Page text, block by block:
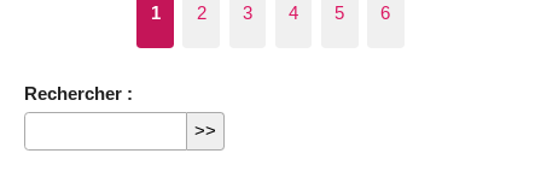
1 2 3 4 5 6
Rechercher :